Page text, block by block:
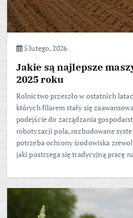
5 lutego, 2026
Jakie są najlepsze
2025 roku
Rolnictwo przeszło w ostatnich
których filarem stały się
podejście do zarządzania
robotyzacji pola, rozbudowane
potrzeba ochrony środowiska
jaki postrzega się tradycyjną pracę